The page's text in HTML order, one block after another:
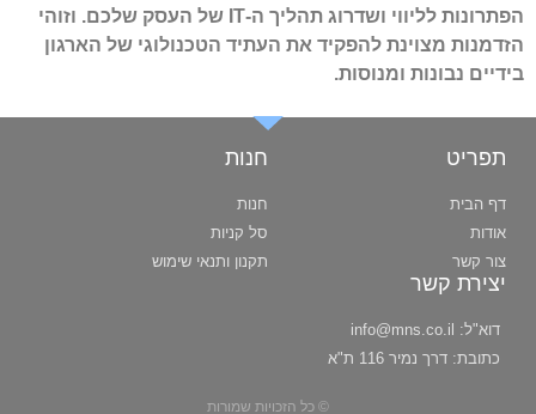
הפתרונות לליווי ושדרוג תהליך ה-IT של העסק שלכם. וזוהי
הזדמנות מצוינת להפקיד את העתיד הטכנולוגי של הארגון
בידיים נבונות ומנוסות.
תפריט
דף הבית
אודות
צור קשר
חנות
חנות
סל קניות
תקנון ותנאי שימוש
יצירת קשר
דוא"ל: info@mns.co.il
כתובת: דרך נמיר 116 ת"א
© כל הזכויות שמורות